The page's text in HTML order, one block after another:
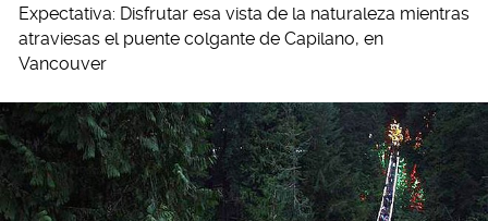
Expectativa: Disfrutar esa vista de la naturaleza mientras
atraviesas el puente colgante de Capilano, en
Vancouver